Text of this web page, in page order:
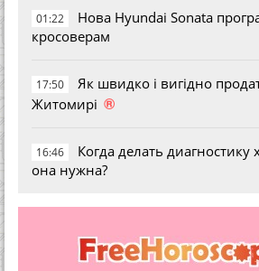
01:22
Нова Hyundai Sonata
кросоверам
17:50
Як швидко і вигідно
Житомирі ®
16:46
Когда делать
она нужна?